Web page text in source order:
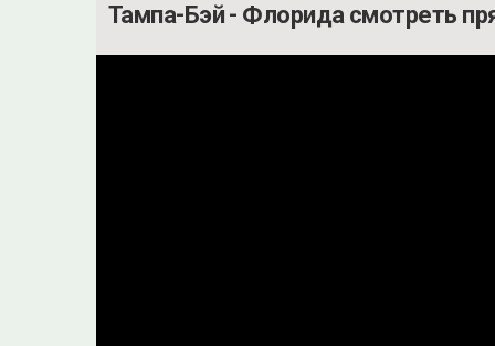
Тампа-Бэй - Флорида смотреть